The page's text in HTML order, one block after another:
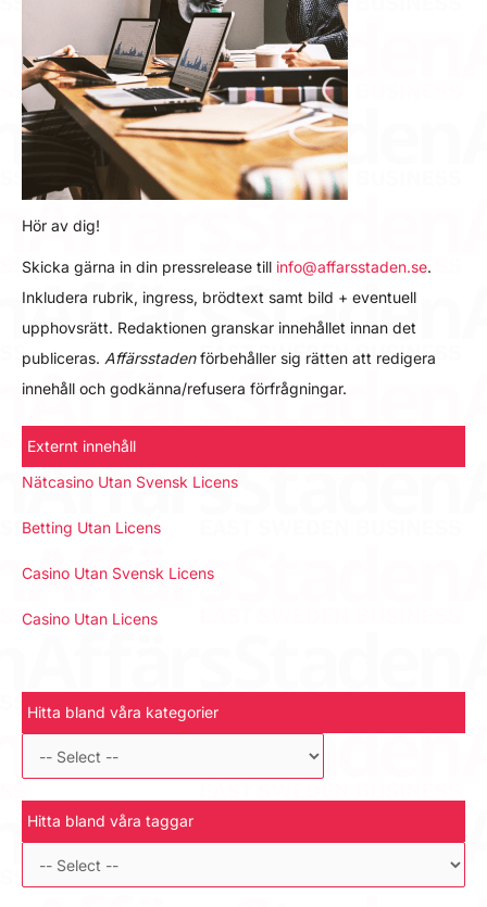
Hör av dig!
Skicka gärna in din pressrelease till info@affarsstaden.se.
Inkludera rubrik, ingress, brödtext samt bild + eventuell
upphovsrätt. Redaktionen granskar innehållet innan det
publiceras. Affärsstadenförbehåller sig rätten att redigera
innehåll och godkänna/refusera förfrågningar.
Externt innehåll
Nätcasino Utan Svensk Licens
Betting Utan Licens
Casino Utan Svensk Licens
Casino Utan Licens
Hitta bland våra kategorier
Hitta bland våra taggar